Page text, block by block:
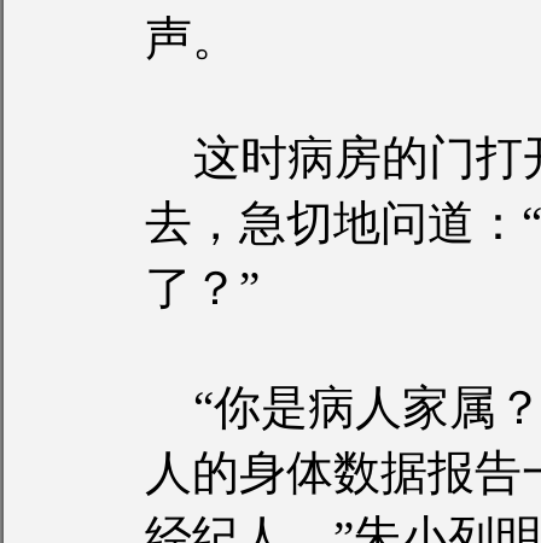
声。
这时病房的门打
去，急切地问道：
了？”
“你是病人家属
人的身体数据报